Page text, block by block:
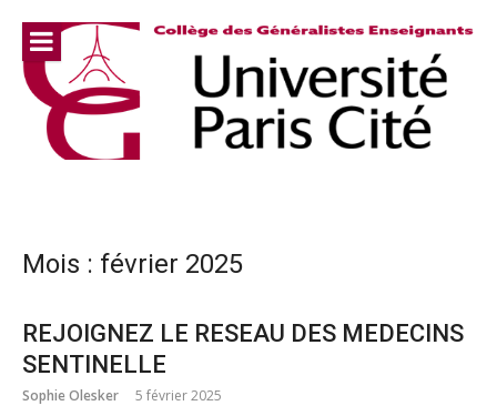
contenu
Mois : février 2025
REJOIGNEZ LE RESEAU DES MEDECINS
SENTINELLE
Sophie Olesker 5 février 2025